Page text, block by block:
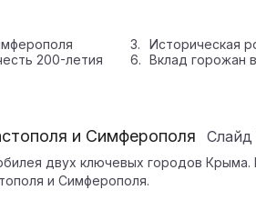
Историческая
200-летия
Вклад горожан
и Симферополя Слайд
двух ключевых городов Крыма.
и Симферополя.